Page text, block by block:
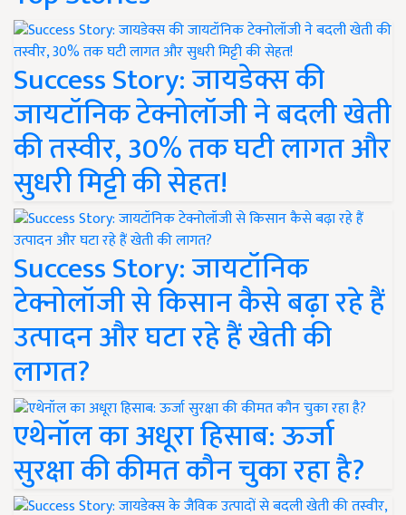
Success Story: जायडेक्स की
जायटॉनिक टेक्नोलॉजी ने बदली खेती
की तस्वीर, 30% तक घटी लागत और
सुधरी मिट्टी की सेहत!
Success Story: जायटॉनिक
टेक्नोलॉजी से किसान कैसे बढ़ा रहे हैं
उत्पादन और घटा रहे हैं खेती की
लागत?
एथेनॉल का अधूरा हिसाब: ऊर्जा
सुरक्षा की कीमत कौन चुका रहा है?